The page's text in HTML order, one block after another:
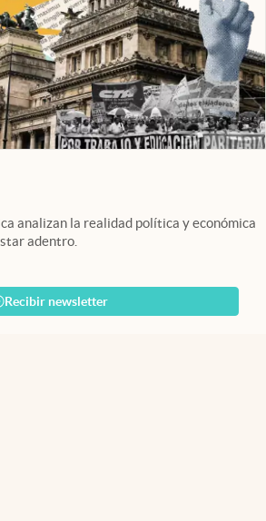
analizan la realidad política y económica
adentro.
Recibir newsletter